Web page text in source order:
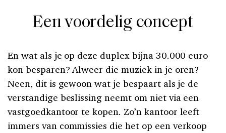
Een voordelig concept
En wat als je op deze duplex bijna 30.000 euro
kon besparen? Alweer die muziek in je oren?
Neen, dit is gewoon wat je bespaart als je de
verstandige beslissing neemt om niet via een
vastgoedkantoor te kopen. Zo’n kantoor leeft
immers van commissies die het op een verkoop